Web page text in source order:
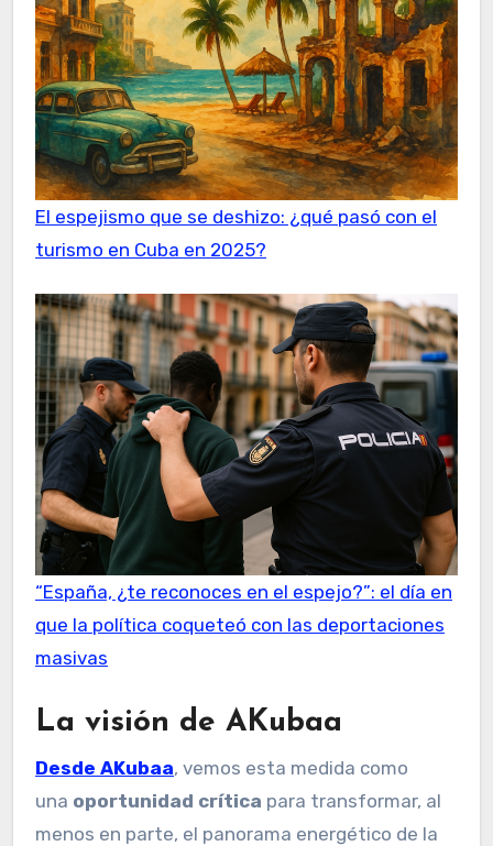
El espejismo que se deshizo: ¿qué pasó con el
turismo en Cuba en 2025?
“España, ¿te reconoces en el espejo?”: el día en
que la política coqueteó con las deportaciones
masivas
La visión de AKubaa
Desde AKubaa, vemos esta medida como
una oportunidad crítica para transformar, al
menos en parte, el panorama energético de la